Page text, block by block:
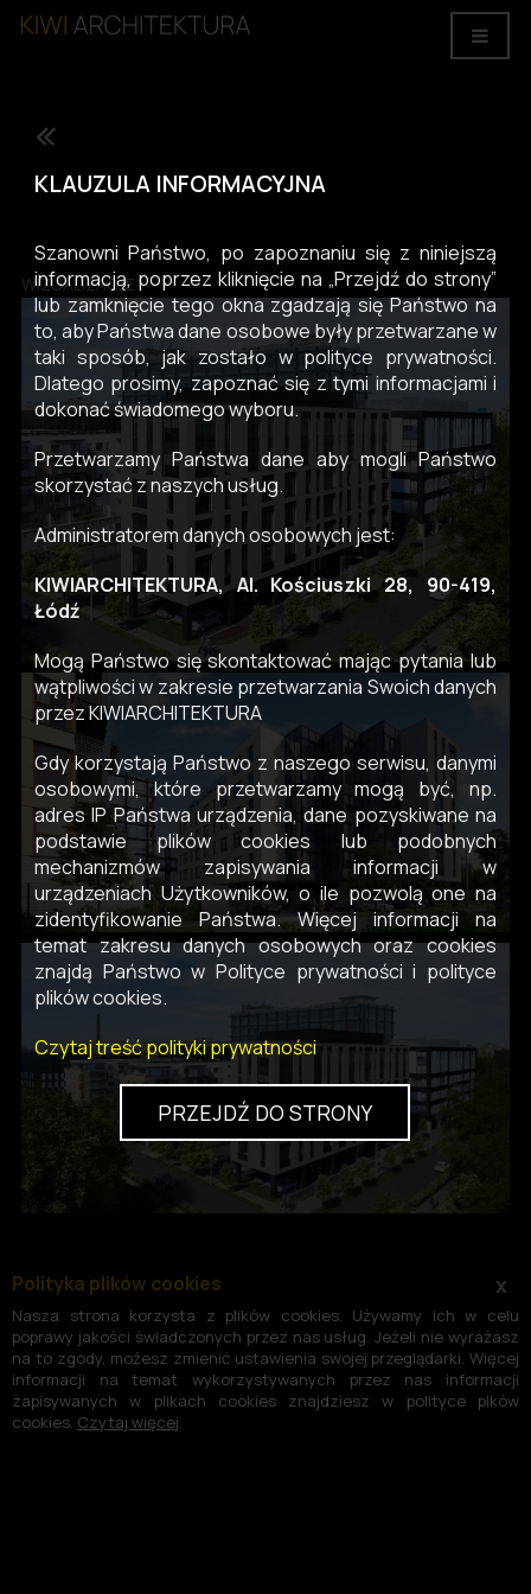
"CROSS POINT ŁÓDŹ" / ETAP E - projekt budynku biurowego, ul.
WIZUALIZACJE
KLAUZULA INFORMACYJNA
Szanowni Państwo, po zapoznaniu się z niniejszą
informacją, poprzez kliknięcie na „Przejdź do strony”
lub zamknięcie tego okna zgadzają się Państwo na
to, aby Państwa dane osobowe były przetwarzane w
taki sposób, jak zostało w polityce prywatności.
Dlatego prosimy, zapoznać się z tymi informacjami i
dokonać świadomego wyboru.
Przetwarzamy Państwa dane aby mogli Państwo
skorzystać z naszych usług.
Administratorem danych osobowych jest:
KIWIARCHITEKTURA, Al. Kościuszki 28, 90-419,
Łódź
Mogą Państwo się skontaktować mając pytania lub
wątpliwości w zakresie przetwarzania Swoich danych
przez KIWIARCHITEKTURA
Gdy korzystają Państwo z naszego serwisu, danymi
osobowymi, które przetwarzamy mogą być, np.
adres IP Państwa urządzenia, dane pozyskiwane na
podstawie plików cookies lub podobnych
mechanizmów zapisywania informacji w
urządzeniach Użytkowników, o ile pozwolą one na
zidentyfikowanie Państwa. Więcej informacji na
temat zakresu danych osobowych oraz cookies
znajdą Państwo w Polityce prywatności i polityce
plików cookies.
Czytaj treść polityki prywatności
PRZEJDŹ DO STRONY
x
Polityka plików cookies
Nasza strona korzysta z plików cookies. Używamy ich w celu
poprawy jakości świadczonych przez nas usług. Jeżeli nie wyrażasz
na to zgody, możesz zmienić ustawienia swojej przeglądarki. Więcej
informacji na temat wykorzystywanych przez nas informacji
zapisywanych w plikach cookies znajdziesz w polityce plków
cookies. Czytaj więcej.